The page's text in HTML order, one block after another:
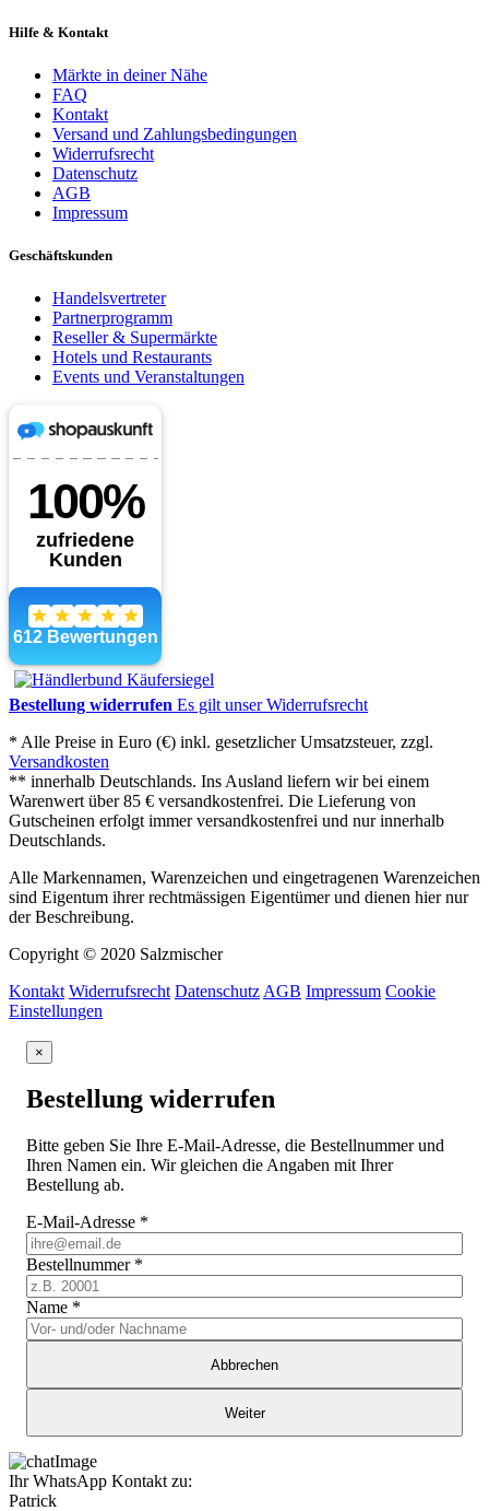
Hilfe & Kontakt
Märkte in deiner Nähe
FAQ
Kontakt
Versand und Zahlungsbedingungen
Widerrufsrecht
Datenschutz
AGB
Impressum
Geschäftskunden
Handelsvertreter
Partnerprogramm
Reseller & Supermärkte
Hotels und Restaurants
Events und Veranstaltungen
Bestellung widerrufen Es gilt unser Widerrufsrecht
* Alle Preise in Euro (€) inkl. gesetzlicher Umsatzsteuer, zzgl.
Versandkosten
** innerhalb Deutschlands. Ins Ausland liefern wir bei einem
Warenwert über 85 € versandkostenfrei. Die Lieferung von
Gutscheinen erfolgt immer versandkostenfrei und nur innerhalb
Deutschlands.
Alle Markennamen, Warenzeichen und eingetragenen Warenzeichen
sind Eigentum ihrer rechtmässigen Eigentümer und dienen hier nur
der Beschreibung.
Copyright © 2020 Salzmischer
Kontakt Widerrufsrecht Datenschutz AGB Impressum Cookie
Einstellungen
×
Bestellung widerrufen
Bitte geben Sie Ihre E-Mail-Adresse, die Bestellnummer und
Ihren Namen ein. Wir gleichen die Angaben mit Ihrer
Bestellung ab.
E-Mail-Adresse *
Bestellnummer *
Name *
Abbrechen
Weiter
Ihr WhatsApp Kontakt zu:
Patrick